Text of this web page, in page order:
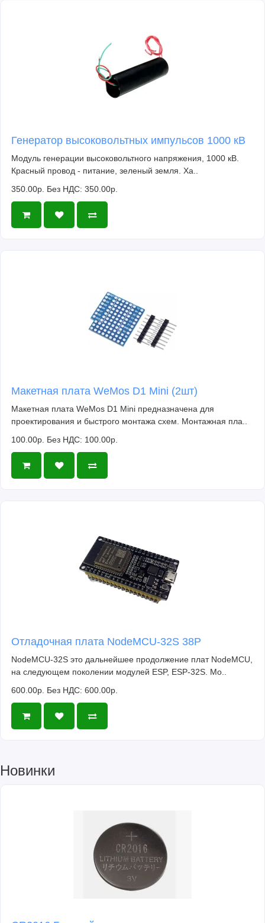
Генератор высоковольтных импульсов 1000 кВ
Модуль генерации высоковольтного напряжения, 1000 кВ.
Красный провод - питание, зеленый земля. Ха..
350.00р. Без НДС: 350.00р.
Макетная плата WeMos D1 Mini (2шт)
Макетная плата WeMos D1 Mini предназначена для
проектирования и быстрого монтажа схем. Монтажная пла..
100.00р. Без НДС: 100.00р.
Отладочная плата NodeMCU-32S 38P
NodeMCU-32S это дальнейшее продолжение плат NodeMCU,
на следующем поколении модулей ESP, ESP-32S. Мо..
600.00р. Без НДС: 600.00р.
Новинки